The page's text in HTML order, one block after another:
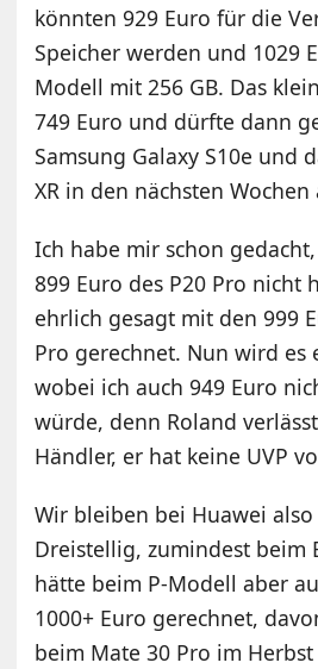
könnten 929 Euro für die
Speicher werden und 1029
Modell mit 256 GB. Das
749 Euro und dürfte dann
Samsung Galaxy S10e und
XR in den nächsten
Ich habe mir schon
899 Euro des P20 Pro nicht
ehrlich gesagt mit den 999
Pro gerechnet. Nun wird
wobei ich auch 949 Euro
würde, denn Roland
Händler, er hat keine UVP
Wir bleiben bei Huawei
Dreistellig, zumindest beim
hätte beim P-Modell aber
1000+ Euro gerechnet,
beim Mate 30 Pro im